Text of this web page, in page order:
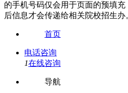
的手机号码仅会用于页面的预填
后信息才会传递给相关院校招生办
首页
电话咨询
1在线咨询
导航